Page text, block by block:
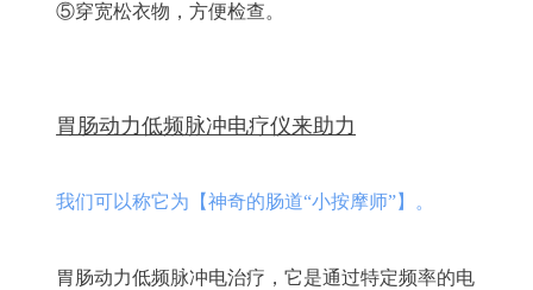
⑤穿宽松衣物，方便检查。
胃肠动力低频脉冲电疗仪来助力
我们可以称它为【神奇的肠道“小按摩师”】。
胃肠动力低频脉冲电治疗，它是通过特定频率的电